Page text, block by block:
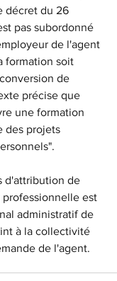
décret du 26
pas subordonné
de l'agent
formation soit
de
précise que
une formation
des projets
d'attribution de
est
administratif de
à la collectivité
de l'agent.